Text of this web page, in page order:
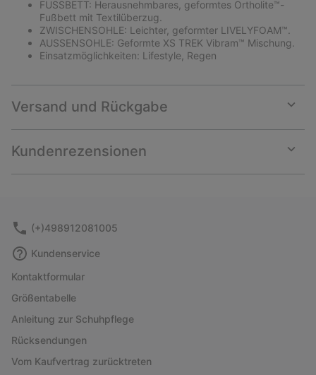
FUSSBETT: Herausnehmbares, geformtes Ortholite™-
Fußbett mit Textilüberzug.
ZWISCHENSOHLE: Leichter, geformter LIVELYFOAM™.
AUSSENSOHLE: Geformte XS TREK Vibram™ Mischung.
Einsatzmöglichkeiten: Lifestyle, Regen
Versand und Rückgabe
or
Kundenrezensionen
or
(+)498912081005
Kundenservice
Kontaktformular
Größentabelle
Anleitung zur Schuhpflege
Rücksendungen
Vom Kaufvertrag zurücktreten